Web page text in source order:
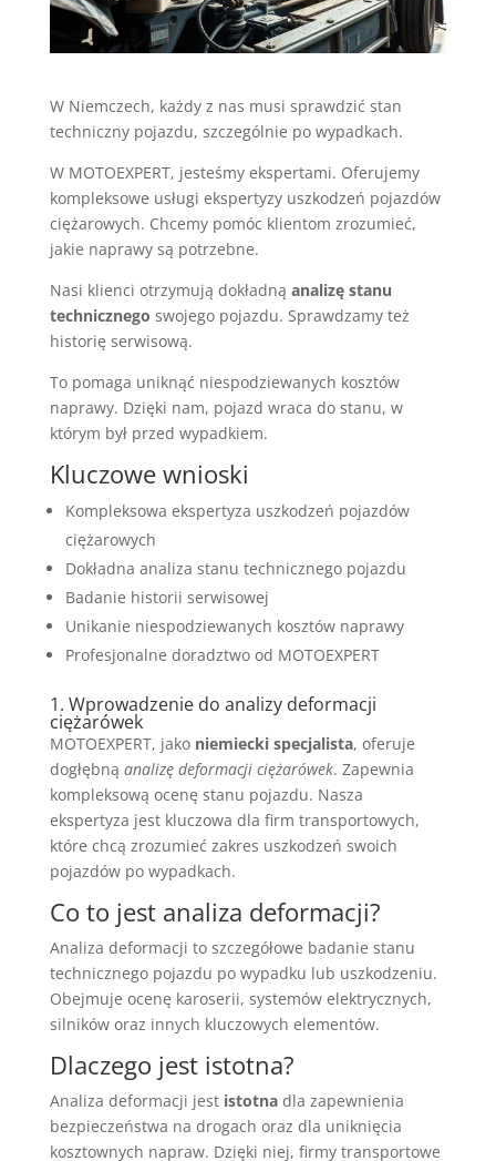
W Niemczech, każdy z nas musi sprawdzić stan
techniczny pojazdu, szczególnie po wypadkach.
W MOTOEXPERT, jesteśmy ekspertami. Oferujemy
kompleksowe usługi ekspertyzy uszkodzeń pojazdów
ciężarowych. Chcemy pomóc klientom zrozumieć,
jakie naprawy są potrzebne.
Nasi klienci otrzymują dokładną analizę stanu
technicznego swojego pojazdu. Sprawdzamy też
historię serwisową.
To pomaga uniknąć niespodziewanych kosztów
naprawy. Dzięki nam, pojazd wraca do stanu, w
którym był przed wypadkiem.
Kluczowe wnioski
Kompleksowa ekspertyza uszkodzeń pojazdów
ciężarowych
Dokładna analiza stanu technicznego pojazdu
Badanie historii serwisowej
Unikanie niespodziewanych kosztów naprawy
Profesjonalne doradztwo od MOTOEXPERT
1. Wprowadzenie do analizy deformacji
ciężarówek
MOTOEXPERT, jako niemiecki specjalista, oferuje
dogłębną analizę deformacji ciężarówek. Zapewnia
kompleksową ocenę stanu pojazdu. Nasza
ekspertyza jest kluczowa dla firm transportowych,
które chcą zrozumieć zakres uszkodzeń swoich
pojazdów po wypadkach.
Co to jest analiza deformacji?
Analiza deformacji to szczegółowe badanie stanu
technicznego pojazdu po wypadku lub uszkodzeniu.
Obejmuje ocenę karoserii, systemów elektrycznych,
silników oraz innych kluczowych elementów.
Dlaczego jest istotna?
Analiza deformacji jest istotnadla zapewnienia
bezpieczeństwa na drogach oraz dla uniknięcia
kosztownych napraw. Dzięki niej, firmy transportowe